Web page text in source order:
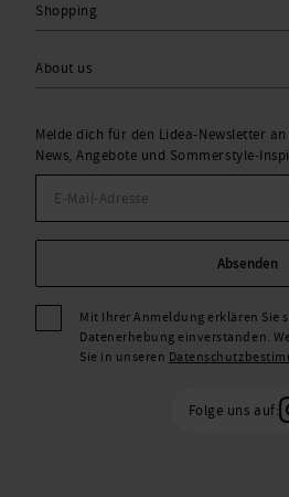
Shopping
About us
Melde dich für den Lidea-Newsletter
News, Angebote und Sommerstyle-
Absenden
Mit Ihrer Anmeldung erklären Sie
Datenerhebung einverstanden.
Sie in unseren
Folge uns auf: